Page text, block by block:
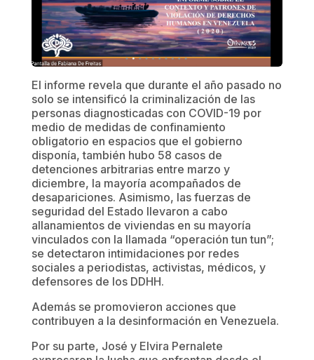
El informe revela que durante el año pasado no
solo se intensificó la criminalización de las
personas diagnosticadas con COVID-19 por
medio de medidas de confinamiento
obligatorio en espacios que el gobierno
disponía, también hubo 58 casos de
detenciones arbitrarias entre marzo y
diciembre, la mayoría acompañados de
desapariciones. Asimismo, las fuerzas de
seguridad del Estado llevaron a cabo
allanamientos de viviendas en su mayoría
vinculados con la llamada “operación tun tun”;
se detectaron intimidaciones por redes
sociales a periodistas, activistas, médicos, y
defensores de los DDHH.
Además se promovieron acciones que
contribuyen a la desinformación en Venezuela.
Por su parte, José y Elvira Pernalete